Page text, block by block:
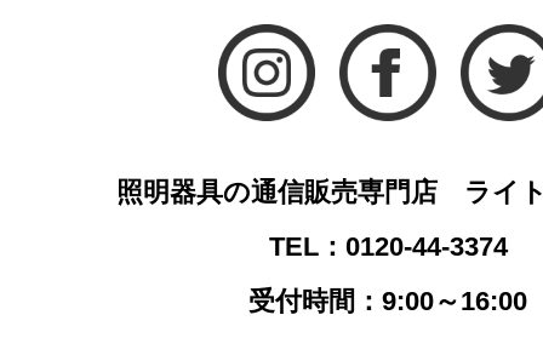
照明器具の通信販売専門店 ライ
TEL：0120-44-3374
受付時間：9:00～16:00